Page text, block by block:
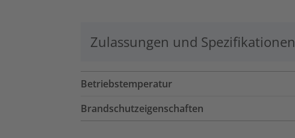
Zulassungen und Spezifikationen
Betriebstemperatur
Brandschutzeigenschaften